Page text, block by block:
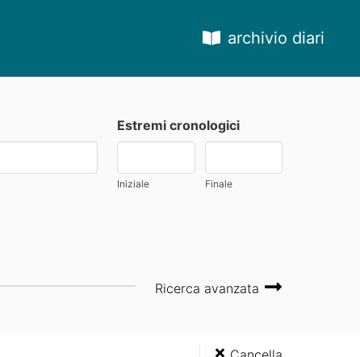
archivio diari
Estremi cronologici
Iniziale Finale
Ricerca avanzata